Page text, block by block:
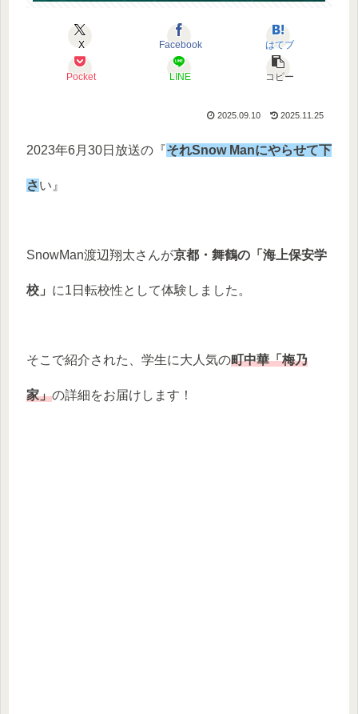
X Facebook はてブ
Pocket LINE コピー
2025.09.10 2025.11.25
2023年6月30日放送の『それSnow Manにやらせて下
さい』
SnowMan渡辺翔太さんが京都・舞鶴の「海上保安学
校」 に1日転校性として体験しました。
そこで紹介された、学生に大人気の町中華「梅乃
家」の詳細をお届けします！